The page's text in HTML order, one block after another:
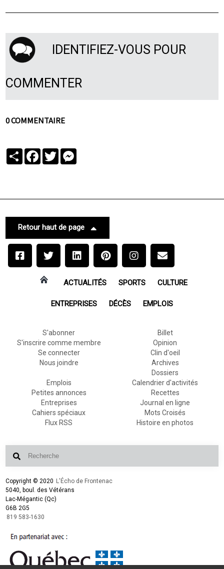
IDENTIFIEZ-VOUS POUR
COMMENTER
0 COMMENTAIRE
PartagerFacebook
Twitter
Retour haut de page
ACTUALITÉS SPORTS CULTURE
ENTREPRISES DÉCÈS EMPLOIS
S'abonner
S'inscrire comme membre
Se connecter
Nous joindre
Billet
Opinion
Clin d'oeil
Archives
Dossiers
Emplois
Petites annonces
Entreprises
Cahiers spéciaux
Flux RSS
Calendrier d'activités
Recettes
Journal en ligne
Mots Croisés
Histoire en photos
Copyright © 2020 L'Écho de Frontenac
5040, boul. des Vétérans
Lac-Mégantic (Qc)
G6B 2G5
819 583-1630